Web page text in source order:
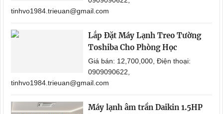
tinhvo1984.trieuan@gmail.com
Lắp Đặt Máy Lạnh Treo Tường
Toshiba Cho Phòng Học
Giá bán: 12,700,000, Điện thoại:
0909090622,
tinhvo1984.trieuan@gmail.com
Máy lạnh âm trần Daikin 1.5HP